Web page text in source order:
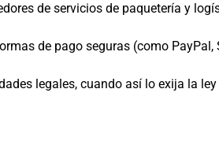
de servicios de paquetería y
de pago seguras (como PayPal,
legales, cuando así lo exija la ley